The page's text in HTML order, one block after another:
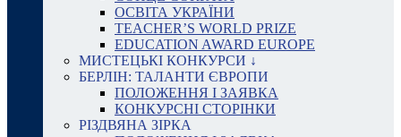
ОСВІТА УКРАЇНИ
TEACHER’S WORLD PRIZE
EDUCATION AWARD EUROPE
МИСТЕЦЬКІ КОНКУРСИ ↓
БЕРЛІН: ТАЛАНТИ ЄВРОПИ
ПОЛОЖЕННЯ І ЗАЯВКА
КОНКУРСНІ СТОРІНКИ
РІЗДВЯНА ЗІРКА